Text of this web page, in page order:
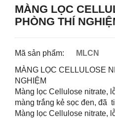
MÀNG LỌC
PHÒNG THÍ
Mã sản phẩm:
MLCN
MÀNG LỌC CELLULOSE
NGHIỆM
Màng lọc Cellulose nitrate,
màng trắng kẻ sọc đen, đã
Màng lọc Cellulose nitrate,